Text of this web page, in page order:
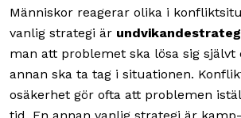
Människor reagerar olika i
vanlig strategi är
man att problemet ska lösa sig självt
annan ska ta tag i situationen.
osäkerhet gör ofta att problemen